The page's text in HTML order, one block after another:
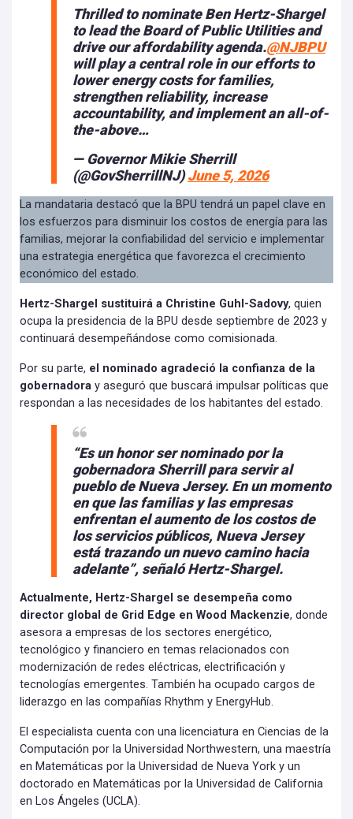
Thrilled to nominate Ben Hertz-Shargel
to lead the Board of Public Utilities and
drive our affordability agenda.@NJBPU
will play a central role in our efforts to
lower energy costs for families,
strengthen reliability, increase
accountability, and implement an all-of-
the-above…
— Governor Mikie Sherrill
(@GovSherrillNJ)June 5, 2026
La mandataria destacó que la BPU tendrá un papel clave en
los esfuerzos para disminuir los costos de energía para las
familias, mejorar la confiabilidad del servicio e implementar
una estrategia energética que favorezca el crecimiento
económico del estado.
Hertz-Shargel sustituirá a Christine Guhl-Sadovy, quien
ocupa la presidencia de la BPU desde septiembre de 2023 y
continuará desempeñándose como comisionada.
Por su parte, el nominado agradeció la confianza de la
gobernadora y aseguró que buscará impulsar políticas que
respondan a las necesidades de los habitantes del estado.
“Es un honor ser nominado por la
gobernadora Sherrill para servir al
pueblo de Nueva Jersey. En un momento
en que las familias y las empresas
enfrentan el aumento de los costos de
los servicios públicos, Nueva Jersey
está trazando un nuevo camino hacia
adelante”, señaló Hertz-Shargel.
Actualmente, Hertz-Shargel se desempeña como
director global de Grid Edge en Wood Mackenzie, donde
asesora a empresas de los sectores energético,
tecnológico y financiero en temas relacionados con
modernización de redes eléctricas, electrificación y
tecnologías emergentes. También ha ocupado cargos de
liderazgo en las compañías Rhythm y EnergyHub.
El especialista cuenta con una licenciatura en Ciencias de la
Computación por la Universidad Northwestern, una maestría
en Matemáticas por la Universidad de Nueva York y un
doctorado en Matemáticas por la Universidad de California
en Los Ángeles (UCLA).